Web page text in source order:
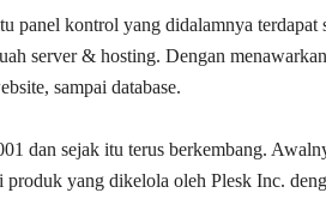
panel kontrol yang didalamnya terdapat
server & hosting. Dengan
sampai database.
dan sejak itu terus berkembang.
yang dikelola oleh Plesk Inc.